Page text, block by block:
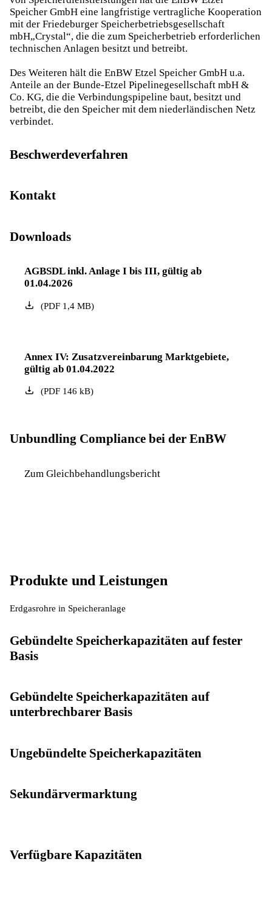
Speicher GmbH eine langfristige vertragliche Kooperation
mit der Friedeburger Speicherbetriebsgesellschaft
mbH„Crystal“, die die zum Speicherbetrieb erforderlichen
technischen Anlagen besitzt und betreibt.
Des Weiteren hält die EnBW Etzel Speicher GmbH u.a.
Anteile an der Bunde-Etzel Pipelinegesellschaft mbH &
Co. KG, die die Verbindungspipeline baut, besitzt und
betreibt, die den Speicher mit dem niederländischen Netz
verbindet.
Beschwerdeverfahren
Kontakt
Downloads
AGBSDL inkl. Anlage I bis III, gültig ab
01.04.2026
(PDF1,4 MB)
Annex IV: Zusatzvereinbarung Marktgebiete,
gültig ab 01.04.2022
(PDF146 kB)
Unbundling Compliance bei der EnBW
Zum Gleichbehandlungsbericht
Produkte und Leistungen
Erdgasrohre in Speicheranlage
Gebündelte Speicherkapazitäten auf fester
Basis
Gebündelte Speicherkapazitäten auf
unterbrechbarer Basis
Ungebündelte Speicherkapazitäten
Sekundärvermarktung
Verfügbare Kapazitäten